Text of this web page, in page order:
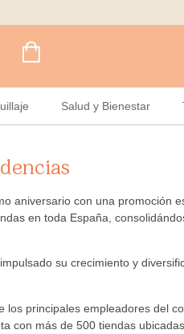
Salud y Bienestar
aniversario con una promoción
en toda España,
su crecimiento y
los principales empleadores del
con más de 500 tiendas